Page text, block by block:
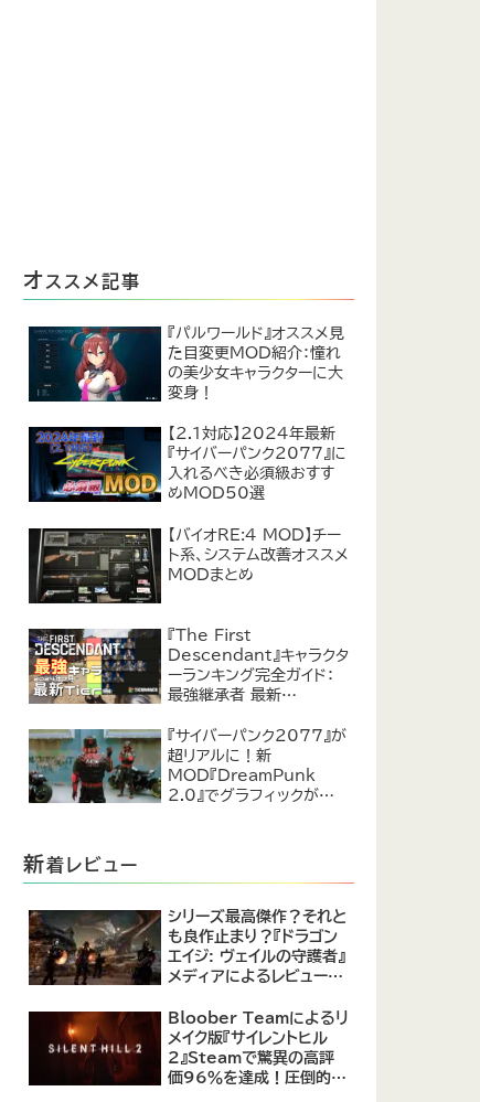
オ ススメ記事
『パルワールド』オススメ見
た目変更MOD紹介：憧れ
の美少女キャラクターに大
変身！
【2.1対応】2024年最新
『サイバーパンク2077』に
入れるべき必須級おすす
めMOD50選
【バイオRE:4 MOD】チー
ト系、システム改善オススメ
MODまとめ
『The First
Descendant』キャラクタ
ーランキング完全ガイド：
最強継承者 最新
『サイバーパンク2077』が
超リアルに！新
MOD『DreamPunk
2.0』でグラフィックが恐ろ
新着レビュー
シリーズ最高傑作？それと
も良作止まり？『ドラゴン
エイジ: ヴェイルの守護者』
メディアによるレビューが
ラクター育成システムは好
評、戦闘システムは賛否あ
り
Bloober Teamによるリ
メイク版『サイレントヒル
2』Steamで驚異の高評
価96％を達成！圧倒的な